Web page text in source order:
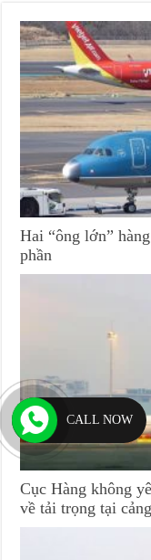
Hai “ông lớn”
phần
Cục Hàng không
về tải trọng tại
CALL NOW